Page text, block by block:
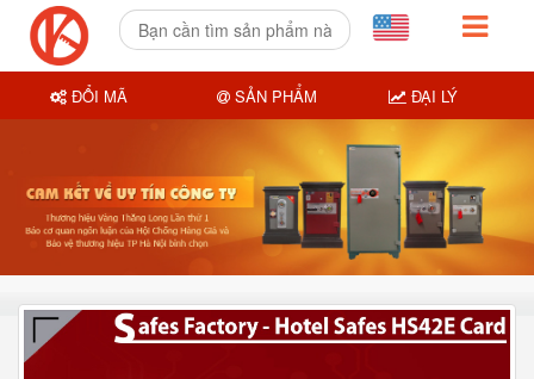
ĐỔI MÃ SẢN PHẨM ĐẠI LÝ